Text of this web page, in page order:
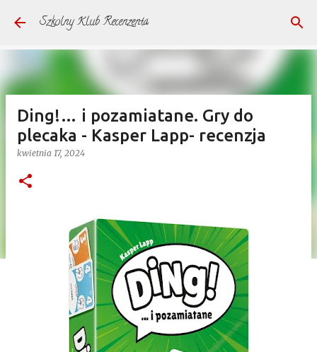
Przejdź do głównej zawartości
Szkolny Klub Recenzenta
Ding!… i pozamiatane. Gry do
plecaka - Kasper Lapp- recenzja
kwietnia 17, 2024